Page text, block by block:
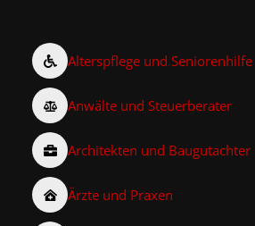
Alterspflege und Seniorenhilfe
Anwälte und Steuerberater
Architekten und Baugutachter
Ärzte und Praxen